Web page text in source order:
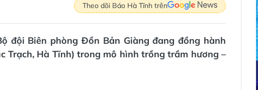
Theo dõi Báo Hà Tĩnh trên
đội Biên phòng Đồn Bản Giàng đang đồng hành
Trạch, Hà Tĩnh) trong mô hình trồng trầm hương –